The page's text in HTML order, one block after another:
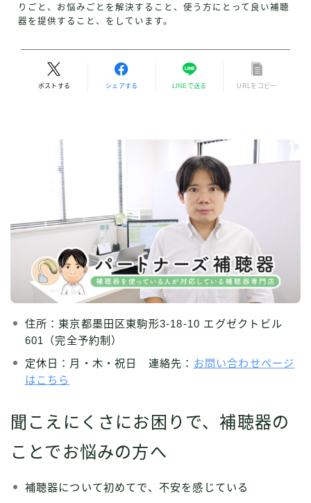
りごと、お悩みごとを解決すること、使う方にとって良い補聴
器を提供すること、をしています。
ポストする シェアする LINEで送る URLをコピー
住所：東京都墨田区東駒形3-18-10 エグゼクトビル
601（完全予約制）
定休日：月・木・祝日 連絡先： お問い合わせページ
はこちら
聞こえにくさにお困りで、補聴器の
ことでお悩みの方へ
補聴器について初めてで、不安を感じている